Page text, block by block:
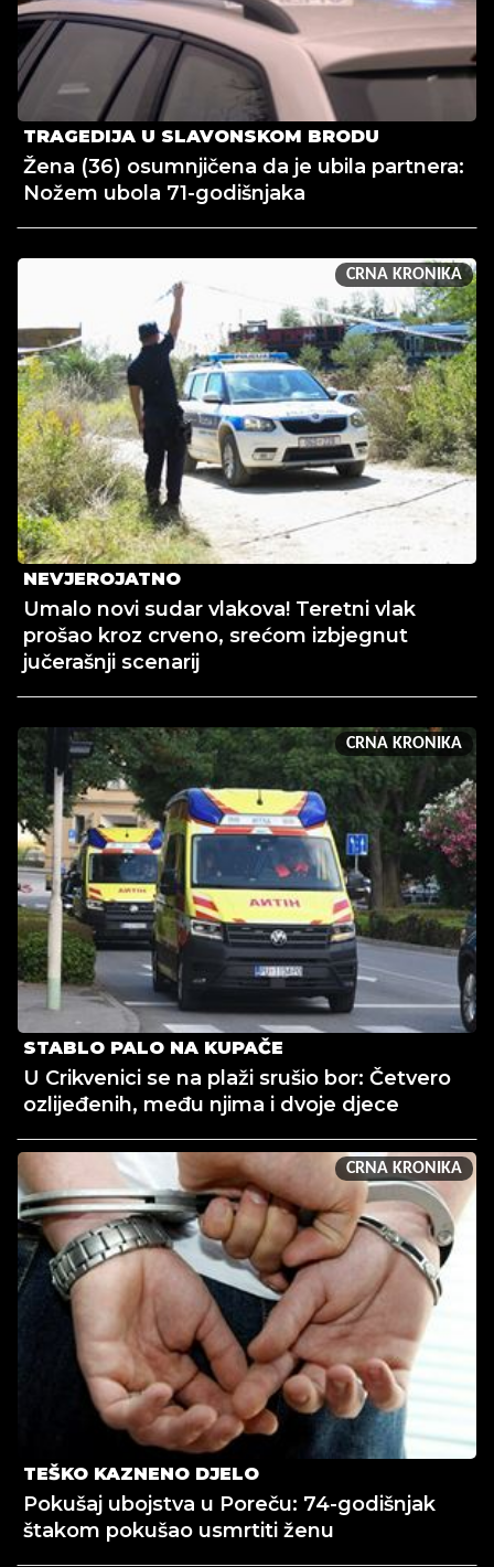
TRAGEDIJA U SLAVONSKOM BRODU
Žena (36) osumnjičena da je ubila partnera:
Nožem ubola 71-godišnjaka
CRNA KRONIKA
NEVJEROJATNO
Umalo novi sudar vlakova! Teretni vlak
prošao kroz crveno, srećom izbjegnut
jučerašnji scenarij
CRNA KRONIKA
STABLO PALO NA KUPAČE
U Crikvenici se na plaži srušio bor: Četvero
ozlijeđenih, među njima i dvoje djece
CRNA KRONIKA
TEŠKO KAZNENO DJELO
Pokušaj ubojstva u Poreču: 74-godišnjak
štakom pokušao usmrtiti ženu